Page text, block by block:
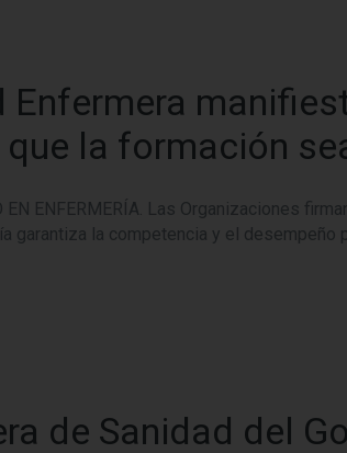
la formación
EN ENFERMERÍA. Las Organizaciones
garantiza la competencia y el
de Sanidad del